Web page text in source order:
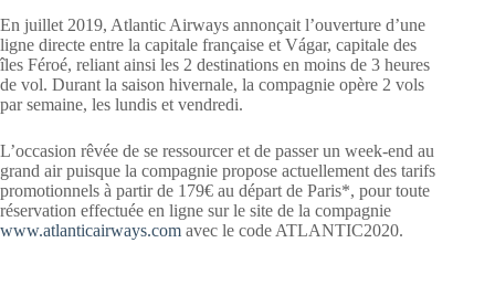
En juillet 2019, Atlantic Airways annonçait l’ouverture d’une
ligne directe entre la capitale française et Vágar, capitale des
îles Féroé, reliant ainsi les 2 destinations en moins de 3 heures
de vol. Durant la saison hivernale, la compagnie opère 2 vols
par semaine, les lundis et vendredi.
L’occasion rêvée de se ressourcer et de passer un week-end au
grand air puisque la compagnie propose actuellement des tarifs
promotionnels à partir de 179€ au départ de Paris*, pour toute
réservation effectuée en ligne sur le site de la compagnie
www.atlanticairways.com avec le code ATLANTIC2020.